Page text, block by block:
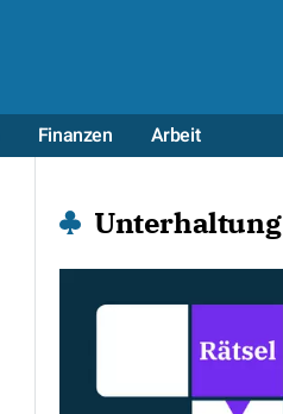
Finanzen Arbeit
Unterhaltung